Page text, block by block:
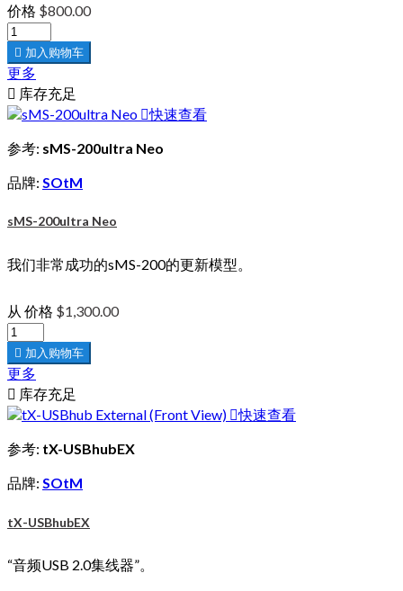
价格 $800.00
 加入购物车
更多
 库存充足
快速查看
参考: sMS-200ultra Neo
品牌: SOtM
sMS-200ultra Neo
我们非常成功的sMS-200的更新模型。
从 价格 $1,300.00
 加入购物车
更多
 库存充足
快速查看
参考: tX-USBhubEX
品牌: SOtM
tX-USBhubEX
“音频USB 2.0集线器”。